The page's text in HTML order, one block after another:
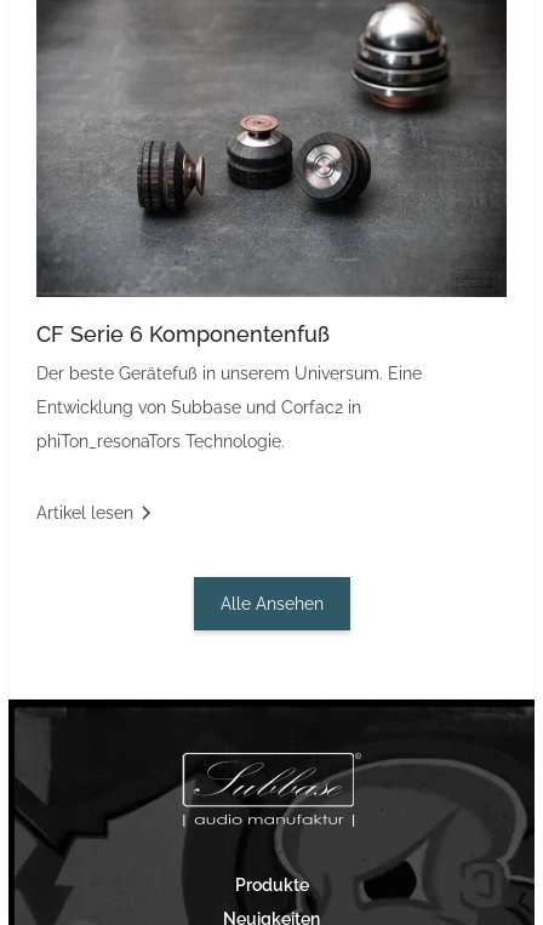
CF Serie 6 Komponentenfuß
Der beste Gerätefuß in unserem Universum. Eine
Entwicklung von Subbase und Corfac2 in
phiTon_resonaTors Technologie.
Artikel lesen
Alle Ansehen
Produkte
Neuigkeiten